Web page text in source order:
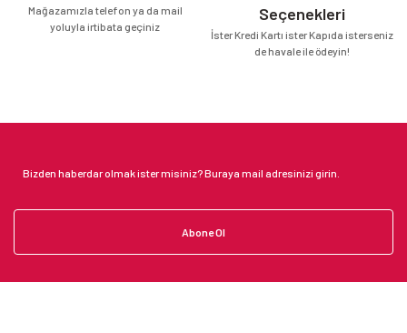
Mağazamızla telefon ya da mail
yoluyla irtibata geçiniz
Seçenekleri
İster Kredi Kartı ister Kapıda isterseniz
de havale ile ödeyin!
Abone Ol